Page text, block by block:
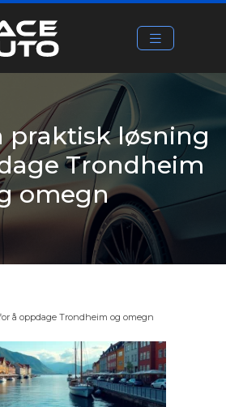
praktisk løsning
Trondheim
omegn
å oppdage Trondheim og omegn